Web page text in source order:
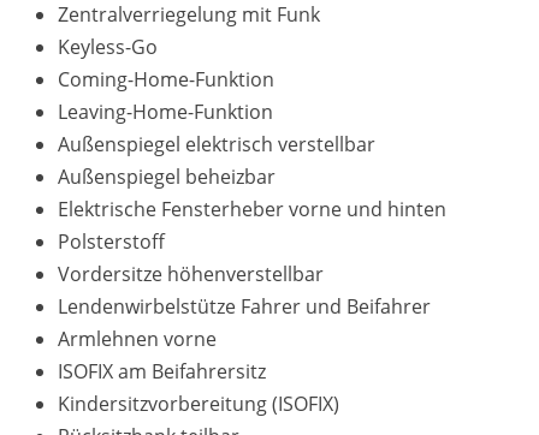
Zentralverriegelung mit Funk
Keyless-Go
Coming-Home-Funktion
Leaving-Home-Funktion
Außenspiegel elektrisch verstellbar
Außenspiegel beheizbar
Elektrische Fensterheber vorne und hinten
Polsterstoff
Vordersitze höhenverstellbar
Lendenwirbelstütze Fahrer und Beifahrer
Armlehnen vorne
ISOFIX am Beifahrersitz
Kindersitzvorbereitung (ISOFIX)